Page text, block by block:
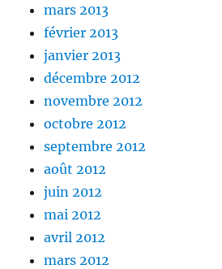
mars 2013
février 2013
janvier 2013
décembre 2012
novembre 2012
octobre 2012
septembre 2012
août 2012
juin 2012
mai 2012
avril 2012
mars 2012